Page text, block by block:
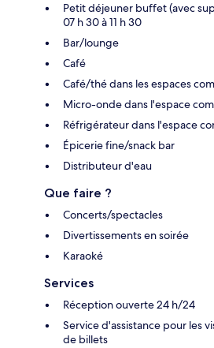
Petit déjeuner buffet (avec
07 h 30 à 11 h 30
Bar/lounge
Café
Café/thé dans les espaces
Micro-onde dans l'espace
Réfrigérateur dans l'espace
Épicerie fine/snack bar
Distributeur d'eau
Que faire ?
Concerts/spectacles
Divertissements en soirée
Karaoké
Services
Réception ouverte 24 h/24
Service d'assistance pour les
de billets